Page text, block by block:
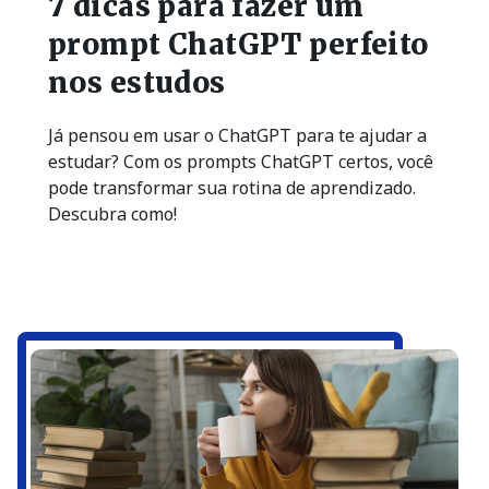
prompt ChatGPT perfeito
nos estudos
Já pensou em usar o ChatGPT para te ajudar a
estudar? Com os prompts ChatGPT certos, você
pode transformar sua rotina de aprendizado.
Descubra como!